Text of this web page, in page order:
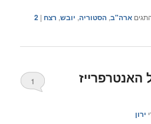
ארה"ב,הסטוריה, יובש, רצח |
2
ירון
1